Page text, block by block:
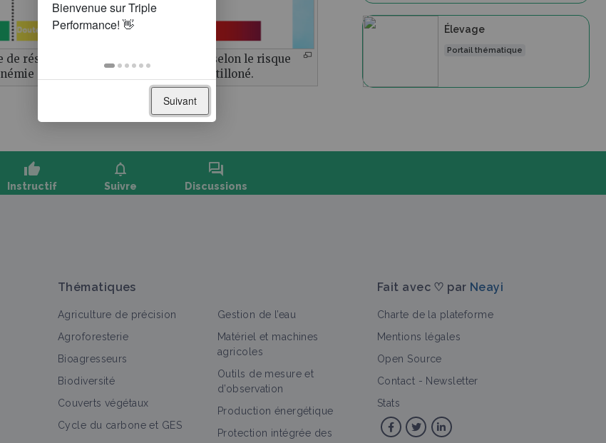
de résultats de l'indicateur Céto Test, selon le risque
de l'animal ont le lait a été échantilloné.
Élevage
Portail thématique
thumb_up
Instructif
notifications
Suivre
forum
Discussions
Fiche technique Personne Portail thématique >
Acétonémie de la vache laitière :
prophylaxie, détection et traitements
Thématiques
Agriculture de précision
Agroforesterie
Bioagresseurs
Biodiversité
Couverts végétaux
Cycle du carbone et GES
Gestion de l’eau
Matériel et machines
agricoles
Outils de mesure et
d’observation
Production énergétique
Protection intégrée des
Fait avec ♡ par Neayi
Charte de la plateforme
Mentions légales
Open Source
Contact - Newsletter
Stats
Suivant